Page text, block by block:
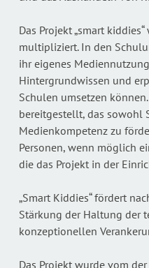
Das Projekt „smart
multipliziert. In den
ihr eigenes
Hintergrundwissen und
Schulen umsetzen
bereitgestellt, das sowohl
Medienkompetenz zu
Personen, wenn möglich
die das Projekt in der
„Smart Kiddies“ fördert
Stärkung der Haltung der
konzeptionellen
Das Projekt wurde vom